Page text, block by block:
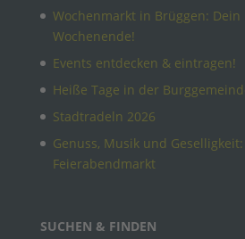
Wochenmarkt in Brüggen:
Wochenende!
Events entdecken & eintragen!
Heiße Tage in der
Stadtradeln 2026
Genuss, Musik und
Feierabendmarkt
SUCHEN & FINDEN